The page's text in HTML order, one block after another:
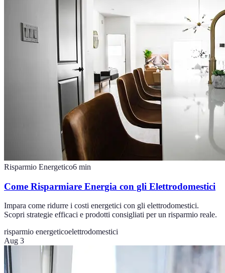
Risparmio Energetico6 min
Come Risparmiare Energia con gli Elettrodomestici
Impara come ridurre i costi energetici con gli elettrodomestici.
Scopri strategie efficaci e prodotti consigliati per un risparmio reale.
risparmio energeticoelettrodomestici
Aug 3